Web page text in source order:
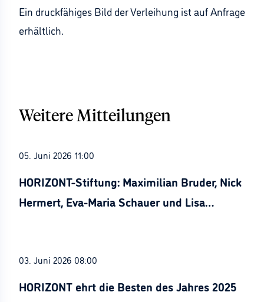
Ein druckfähiges Bild der Verleihung ist auf Anfrage
erhältlich.
Weitere Mitteilungen
05. Juni 2026 11:00
HORIZONT-Stiftung: Maximilian Bruder, Nick
Hermert, Eva-Maria Schauer und Lisa
03. Juni 2026 08:00
HORIZONT ehrt die Besten des Jahres 2025